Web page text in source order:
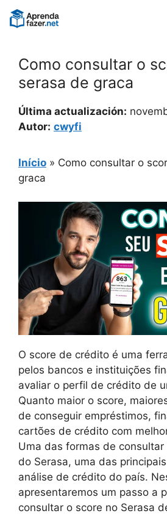
Pular
para
Como consultar o
serasa de graca
Última actualización:
Autor: cwyfi
Início » Como consultar o
graca
O score de crédito é uma
pelos bancos e instituições
avaliar o perfil de crédito de
Quanto maior o score,
de conseguir empréstimos,
cartões de crédito com
Uma das formas de
do Serasa, uma das
análise de crédito do país.
apresentaremos um passo a
consultar o score no Serasa